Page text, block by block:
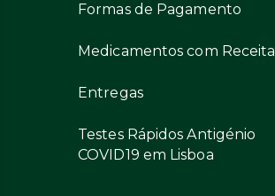
Formas de Pagamento
Medicamentos com Receita
Entregas
Testes Rápidos Antigénio
COVID19 em Lisboa